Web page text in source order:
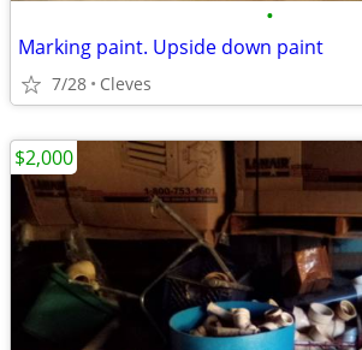
•
Marking paint. Upside down paint
7/28 Cleves
$2,000